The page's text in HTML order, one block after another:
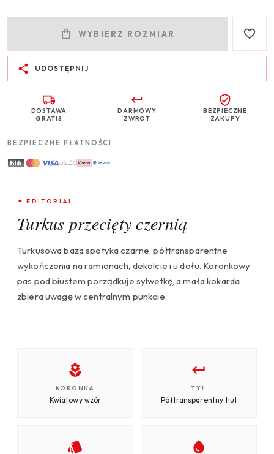
WYBIERZ ROZMIAR
UDOSTĘPNIJ
DOSTAWA
GRATIS
DARMOWY
ZWROT
BEZPIECZNE
ZAKUPY
BEZPIECZNE PŁATNOŚCI
✦ EDITORIAL
Turkus przecięty czernią
Turkusowa baza spotyka czarne, półtransparentne
wykończenia na ramionach, dekolcie i u dołu. Koronkowy
pas pod biustem porządkuje sylwetkę, a mała kokarda
zbiera uwagę w centralnym punkcie.
KORONKA
Kwiatowy wzór
TYŁ
Półtransparentny tiul